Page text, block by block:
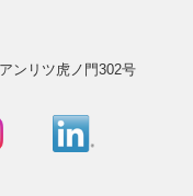
ンリツ虎ノ門302号